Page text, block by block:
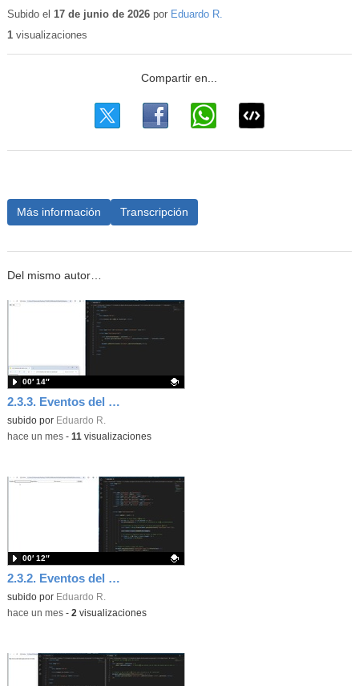
Subido el 17 de junio de 2026por Eduardo R.
1visualizaciones
Más información Transcripción
Del mismo autor…
2.3.3. Eventos del ratón en JavaScript.
Contenido educativo.
subido por Eduardo R.
00′ 14″
-hace un mes- 11 visualizaciones
2.3.2. Eventos del teclado. JavaScript.
Contenido educativo.
subido por Eduardo R.
00′ 12″
-hace un mes- 2 visualizaciones